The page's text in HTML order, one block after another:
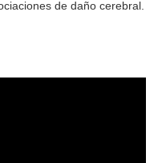
de daño cerebral.